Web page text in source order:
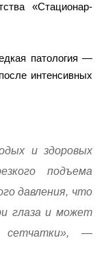
«Стационар-
патология —
интенсивных
и здоровых
подъема
давления, что
глаза и может
сетчатки», —